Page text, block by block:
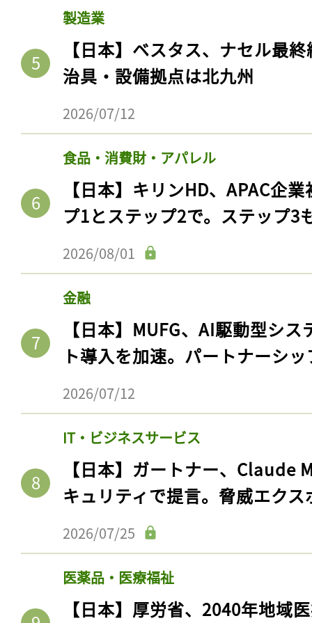
製造業
【日本】ベスタス、ナセル最
治具・設備拠点は北九州
2026/07/12
食品・消費財・アパレル
【日本】キリンHD、APAC企
プ1とステップ2で。ステップ3
2026/08/01
金融
【日本】MUFG、AI駆動型シ
ト導入を加速。パートナーシ
2026/07/12
IT・ビジネスサービス
【日本】ガートナー、Claude
キュリティで提言。脅威エク
2026/07/25
医薬品・医療福祉
【日本】厚労省、2040年地域
記事をお気に入りに
ログインが必
ログイン
会員登録